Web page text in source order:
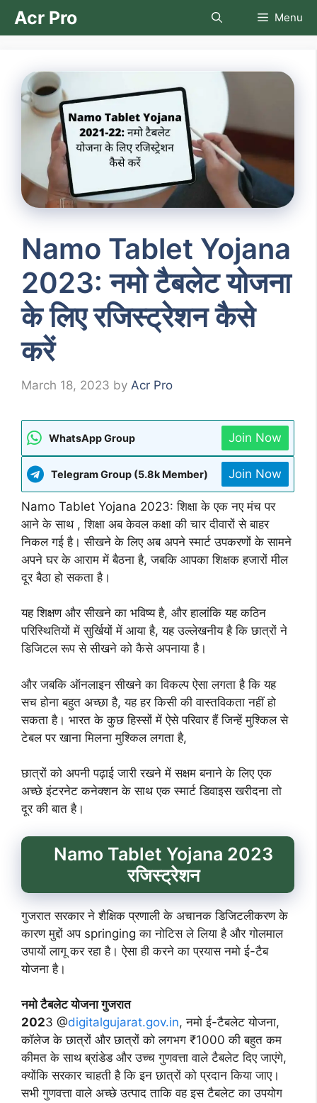
SkipAcr Pro Menu
Namo Tablet Yojana
2023: नमो टैबलेट योजना
के लिए रजिस्ट्रेशन कैसे
करें
March 18, 2023 by Acr Pro
WhatsApp Group Join Now
Telegram Group (5.8k Member) Join Now
Namo Tablet Yojana 2023: शिक्षा के एक नए मंच पर
आने के साथ , शिक्षा अब केवल कक्षा की चार दीवारों से बाहर
निकल गई है। सीखने के लिए अब अपने स्मार्ट उपकरणों के सामने
अपने घर के आराम में बैठना है, जबकि आपका शिक्षक हजारों मील
दूर बैठा हो सकता है।
यह शिक्षण और सीखने का भविष्य है, और हालांकि यह कठिन
परिस्थितियों में सुर्खियों में आया है, यह उल्लेखनीय है कि छात्रों ने
डिजिटल रूप से सीखने को कैसे अपनाया है।
और जबकि ऑनलाइन सीखने का विकल्प ऐसा लगता है कि यह
सच होना बहुत अच्छा है, यह हर किसी की वास्तविकता नहीं हो
सकता है। भारत के कुछ हिस्सों में ऐसे परिवार हैं जिन्हें मुश्किल से
टेबल पर खाना मिलना मुश्किल लगता है,
छात्रों को अपनी पढ़ाई जारी रखने में सक्षम बनाने के लिए एक
अच्छे इंटरनेट कनेक्शन के साथ एक स्मार्ट डिवाइस खरीदना तो
दूर की बात है।
Namo Tablet Yojana 2023
रजिस्ट्रेशन
गुजरात सरकार ने शैक्षिक प्रणाली के अचानक डिजिटलीकरण के
कारण मुद्दों अप springing का नोटिस ले लिया है और गोलमाल
उपायों लागू कर रहा है। ऐसा ही करने का प्रयास नमो ई-टैब
योजना है।
नमो टैबलेट योजना गुजरात
2023 @digitalgujarat.gov.in, नमो ई-टैबलेट योजना,
कॉलेज के छात्रों और छात्रों को लगभग ₹1000 की बहुत कम
कीमत के साथ ब्रांडेड और उच्च गुणवत्ता वाले टैबलेट दिए जाएंगे,
क्योंकि सरकार चाहती है कि इन छात्रों को प्रदान किया जाए।
सभी गुणवत्ता वाले अच्छे उत्पाद ताकि वह इस टैबलेट का उपयोग